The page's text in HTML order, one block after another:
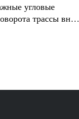
угловые
трассы вниз